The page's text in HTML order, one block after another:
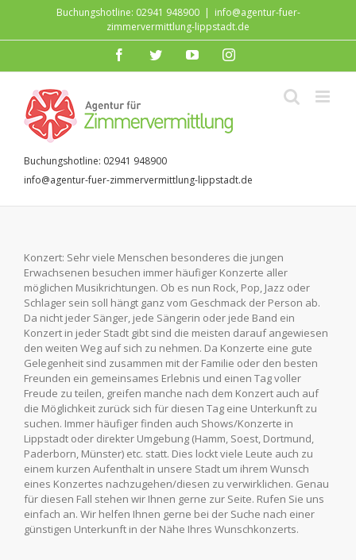
springen
Buchungshotline: 02941 948900 | info@agentur-fuer-
zimmervermittlung-lippstadt.de
facebooktwitter youtubeinstagram
Buchungshotline: 02941 948900
info@agentur-fuer-zimmervermittlung-lippstadt.de
Konzert: Sehr viele Menschen besonderes die jungen
Erwachsenen besuchen immer häufiger Konzerte aller
möglichen Musikrichtungen. Ob es nun Rock, Pop, Jazz oder
Schlager sein soll hängt ganz vom Geschmack der Person ab.
Da nicht jeder Sänger, jede Sängerin oder jede Band ein
Konzert in jeder Stadt gibt sind die meisten darauf angewiesen
den weiten Weg auf sich zu nehmen. Da Konzerte eine gute
Gelegenheit sind zusammen mit der Familie oder den besten
Freunden ein gemeinsames Erlebnis und einen Tag voller
Freude zu teilen, greifen manche nach dem Konzert auch auf
die Möglichkeit zurück sich für diesen Tag eine Unterkunft zu
suchen. Immer häufiger finden auch Shows/Konzerte in
Lippstadt oder direkter Umgebung (Hamm, Soest, Dortmund,
Paderborn, Münster) etc. statt. Dies lockt viele Leute auch zu
einem kurzen Aufenthalt in unsere Stadt um ihrem Wunsch
eines Konzertes nachzugehen/diesen zu verwirklichen. Genau
für diesen Fall stehen wir Ihnen gerne zur Seite. Rufen Sie uns
einfach an. Wir helfen Ihnen gerne bei der Suche nach einer
günstigen Unterkunft in der Nähe Ihres Wunschkonzerts.